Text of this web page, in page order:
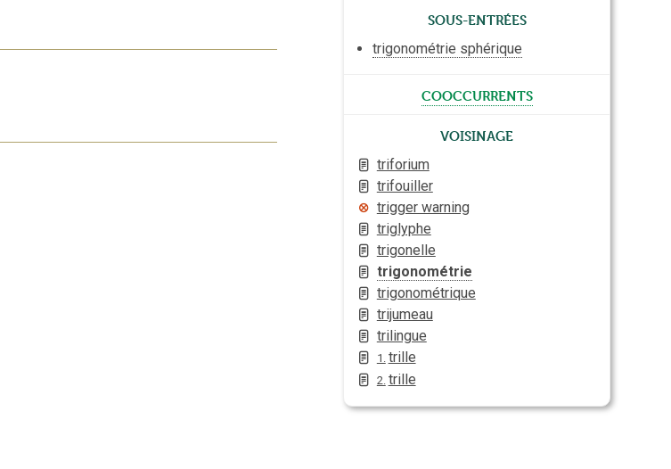
Sous-entrées
trigonométrie sphérique
cooccurrents
Voisinage
triforium
trifouiller
trigger warning
triglyphe
trigonelle
trigonométrie
trigonométrique
trijumeau
trilingue
1. trille
2. trille